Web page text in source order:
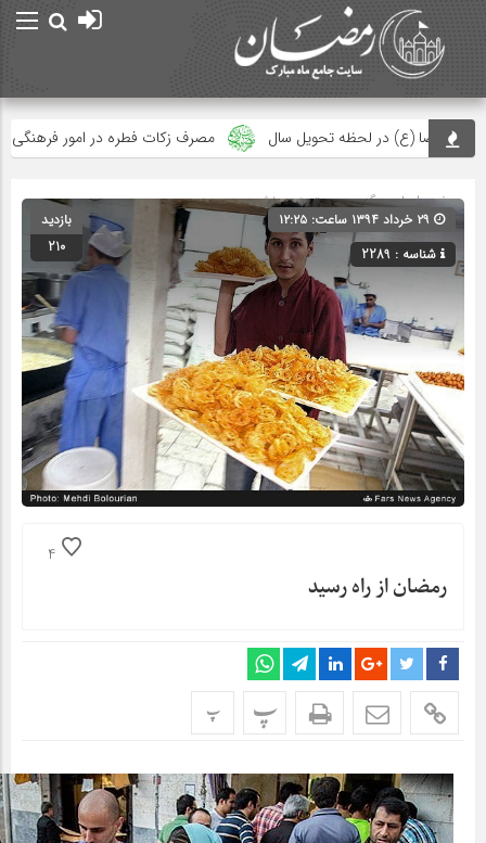
لحظه تحویل سال مصرف زکات فطره در امور فرهنگی جلوه‌های
صفحه اصلی» گروه » دسته‌بندی نشده
شناسه : 2289
بازدید
210
4
رمضان از راه رسید
پ پ